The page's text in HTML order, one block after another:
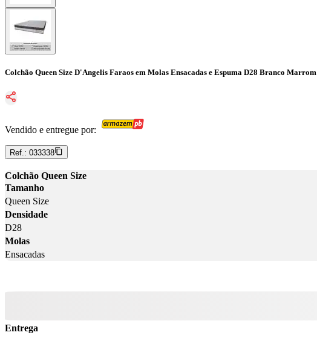
Colchão Queen Size D'Angelis Faraos em Molas Ensacadas e Espuma D28 Branco Marrom
Vendido e entregue por:
Ref.: 033338
Colchão Queen Size
Tamanho
Queen Size
Densidade
D28
Molas
Ensacadas
Entrega